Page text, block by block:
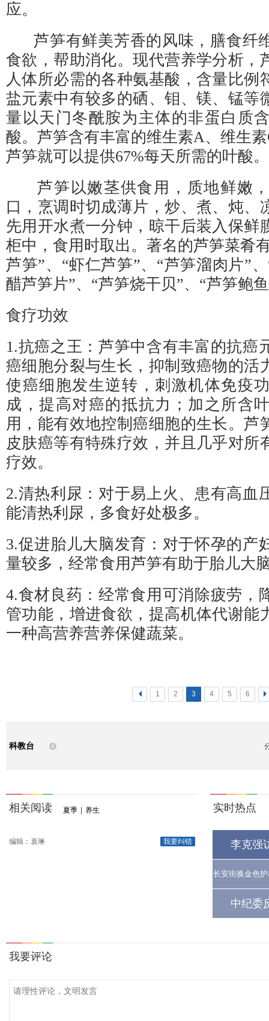
应。
芦笋有鲜美芳香的风味，膳食纤
食欲，帮助消化。现代营养学分析，
人体所必需的各种氨基酸，含量比例
盐元素中有较多的硒、钼、镁、锰等
量以天门冬酰胺为主体的非蛋白质
酸。芦笋含有丰富的维生素A、维生
芦笋就可以提供67%每天所需的叶酸。
芦笋以嫩茎供食用，质地鲜嫩，
口，烹调时切成薄片，炒、煮、炖、
先用开水煮一分钟，晾干后装入保鲜
柜中，食用时取出。著名的芦笋菜肴
芦笋”、“虾仁芦笋”、“芦笋溜肉片”
醋芦笋片”、“芦笋烧干贝”、“芦笋鲍
食疗功效
1.抗癌之王：芦笋中含有丰富的抗
癌细胞分裂与生长，抑制致癌物的活
使癌细胞发生逆转，刺激机体免疫
成，提高对癌的抵抗力；加之所含
用，能有效地控制癌细胞的生长。芦
皮肤癌等有特殊疗效，并且几乎对所
疗效。
2.清热利尿：对于易上火、患有高血
能清热利尿，多食好处极多。
3.促进胎儿大脑发育：对于怀孕的产
量较多，经常食用芦笋有助于胎儿大
4.食材良药：经常食用可消除疲劳，
管功能，增进食欲，提高机体代谢能
一种高营养营养保健蔬菜。
< 1 2 3 4 5 6 >
科教台
相关阅读 夏季 养生
我要纠错
编辑：袁琳
实时热点
李克强
长安街换金色
中纪委